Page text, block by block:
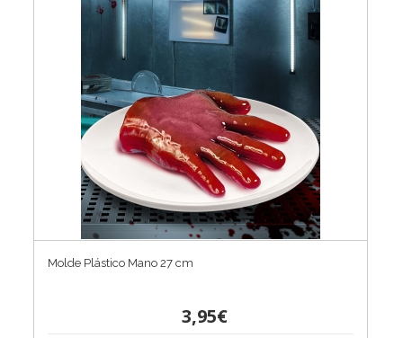
Molde Plástico Mano 27 cm
3,95€